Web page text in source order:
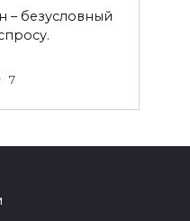
– безусловный
7